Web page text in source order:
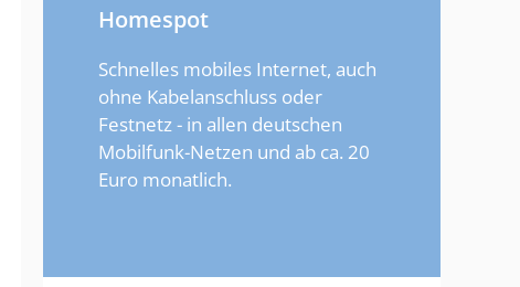
Homespot
Schnelles mobiles Internet, auch
ohne Kabelanschluss oder
Festnetz - in allen deutschen
Mobilfunk-Netzen und ab ca. 20
Euro monatlich.